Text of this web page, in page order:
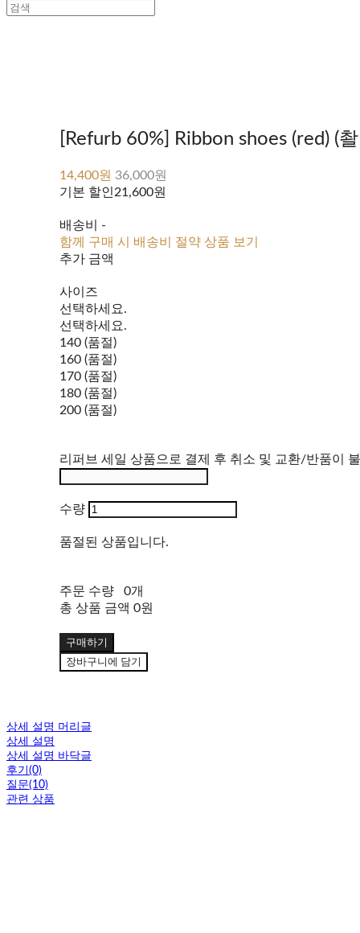
[Refurb 60%] Ribbon shoes (red) (
14,400원 36,000원
기본 할인 21,600원
배송비 -
함께 구매 시 배송비 절약 상품 보기
추가 금액
사이즈
선택하세요.
선택하세요.
140 (품절)
160 (품절)
170 (품절)
180 (품절)
200 (품절)
리퍼브 세일 상품으로 결제 후 취소 및 교환/반품이
수량
품절된 상품입니다.
주문 수량
0개
총 상품 금액 0원
구매하기
장바구니에 담기
상세 설명 머리글
상세 설명
상세 설명 바닥글
후기(0)
질문(10)
관련 상품